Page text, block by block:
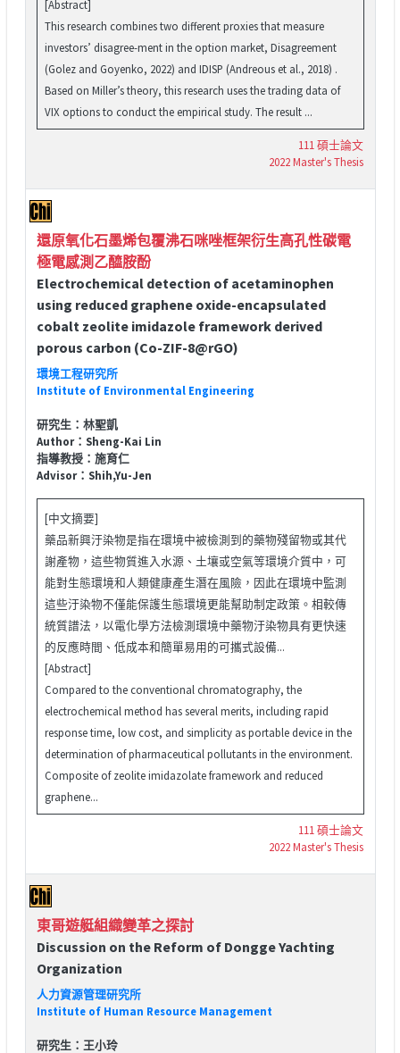
[Abstract]
This research combines two different proxies that measure
investors’ disagree-ment in the option market, Disagreement
(Golez and Goyenko, 2022) and IDISP (Andreous et al., 2018) .
Based on Miller’s theory, this research uses the trading data of
VIX options to conduct the empirical study. The result ...
111 碩士論文
2022 Master's Thesis
還原氧化石墨烯包覆沸石咪唑框架衍生高孔性碳電
極電感測乙醯胺酚
Electrochemical detection of acetaminophen
using reduced graphene oxide-encapsulated
cobalt zeolite imidazole framework derived
porous carbon (Co-ZIF-8@rGO)
環境工程研究所
Institute of Environmental Engineering
研究生：林聖凱
Author：Sheng-Kai Lin
指導教授：施育仁
Advisor：Shih,Yu-Jen
[中文摘要]
藥品新興汙染物是指在環境中被檢測到的藥物殘留物或其代
謝產物，這些物質進入水源、土壤或空氣等環境介質中，可
能對生態環境和人類健康產生潛在風險，因此在環境中監測
這些汙染物不僅能保護生態環境更能幫助制定政策。相較傳
統質譜法，以電化學方法檢測環境中藥物汙染物具有更快速
的反應時間、低成本和簡單易用的可攜式設備...
[Abstract]
Compared to the conventional chromatography, the
electrochemical method has several merits, including rapid
response time, low cost, and simplicity as portable device in the
determination of pharmaceutical pollutants in the environment.
Composite of zeolite imidazolate framework and reduced
graphene...
111 碩士論文
2022 Master's Thesis
東哥遊艇組織變革之探討
Discussion on the Reform of Dongge Yachting
Organization
人力資源管理研究所
Institute of Human Resource Management
研究生：王小玲